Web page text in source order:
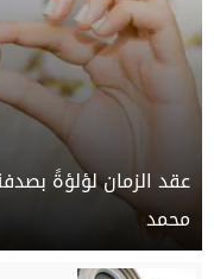
عقد الزمان لؤلؤةً
محمد